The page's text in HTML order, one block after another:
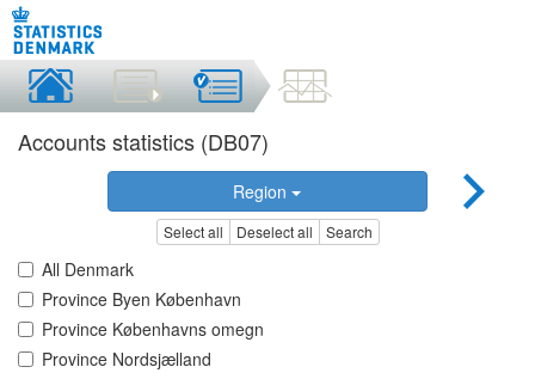
Accounts statistics (DB07)
Region
Select all Deselect all Search
All Denmark
Province Byen København
Province Københavns omegn
Province Nordsjælland